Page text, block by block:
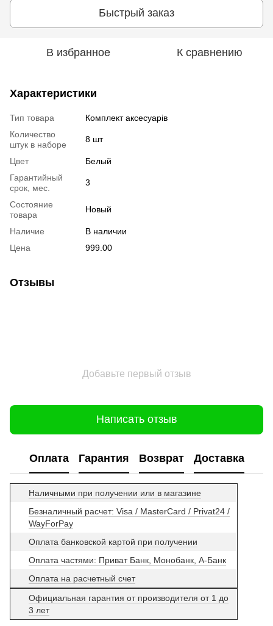
Быстрый заказ
В избранное К сравнению
Характеристики
Тип товара
Комплект аксесуарів
Количество
штук в наборе
8 шт
Цвет
Белый
Гарантийный
срок, мес.
3
Состояние
товара
Новый
Наличие
В наличии
Цена
999.00
Отзывы
Добавьте первый отзыв
Написать отзыв
Оплата Гарантия Возврат Доставка
Наличными при получении или в магазине
Безналичный расчет: Visa / MasterCard / Privat24 /
WayForPay
Оплата банковской картой при получении
Оплата частями: Приват Банк, Монобанк, А-Банк
Оплата на расчетный счет
Официальная гарантия от производителя от 1 до
3 лет